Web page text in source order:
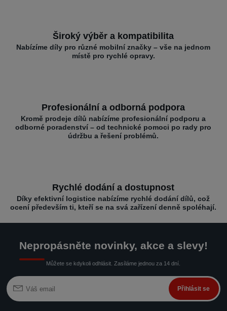
Široký výběr a kompatibilita
Nabízíme díly pro různé mobilní značky – vše na jednom
místě pro rychlé opravy.
Profesionální a odborná podpora
Kromě prodeje dílů nabízíme profesionální podporu a
odborné poradenství – od technické pomoci po rady pro
údržbu a řešení problémů.
Rychlé dodání a dostupnost
Díky efektivní logistice nabízíme rychlé dodání dílů, což
ocení především ti, kteří se na svá zařízení denně spoléhají.
Nepropásněte novinky, akce a slevy!
Můžete se kdykoli odhlásit. Zasíláme jednou za 14 dní.
Přihlásit se